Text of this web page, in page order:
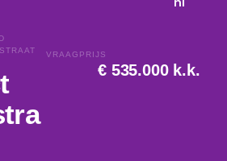
VRAAGPRIJS
€ 535.000 k.k.